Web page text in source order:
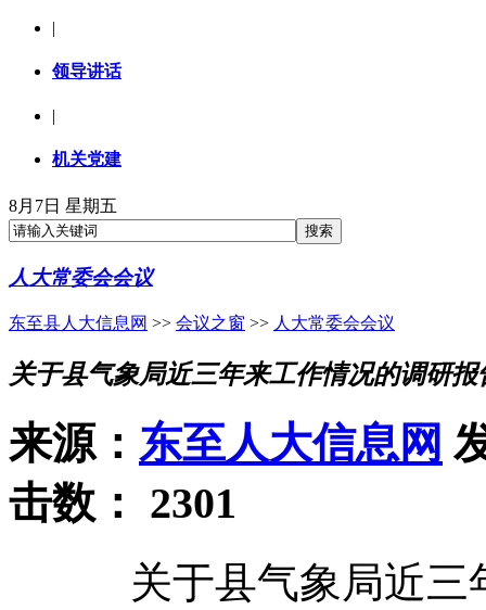
|
领导讲话
|
机关党建
8月7日 星期五
人大常委会会议
东至县人大信息网 >> 会议之窗 >> 人大常委会会议
关于县气象局近三年来工作情况的调研报
来源： 东至人大信息网
击数： 2301
关于县气象局近